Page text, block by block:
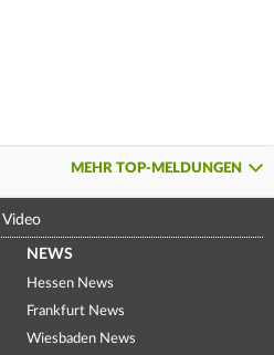
MEHR TOP-MELDUNGEN
Video
NEWS
Hessen News
Frankfurt News
Wiesbaden News